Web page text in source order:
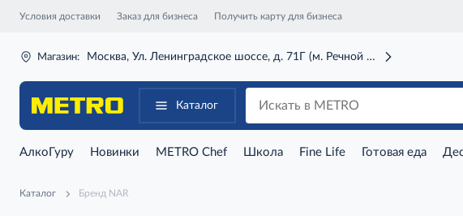
Условия доставки Заказ для бизнеса Получить карту для бизнеса
Магазин: Москва, Ул. Ленинградское шоссе, д. 71Г (м. Речной вокзал)
Каталог
АлкоГуру Новинки METRO Chef Школа Fine Life Готовая еда
Каталог Бренд NAR